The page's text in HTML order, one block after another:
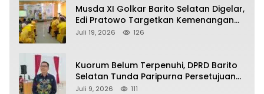
Musda XI Golkar Barito Selatan Digelar,
Edi Pratowo Targetkan Kemenangan
Partai pada Pemilu Mendatang
Juli 19, 2026 126
Kuorum Belum Terpenuhi, DPRD Barito
Selatan Tunda Paripurna Persetujuan
Raperda Pertanggungjawaban APBD
Juli 9, 2026 111